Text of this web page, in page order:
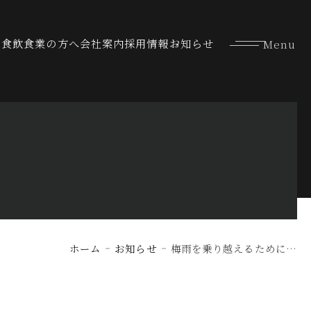
飲食業の方へ会社案内採用情報お知らせ
ホーム お知らせ 梅雨を乗り越えるために…